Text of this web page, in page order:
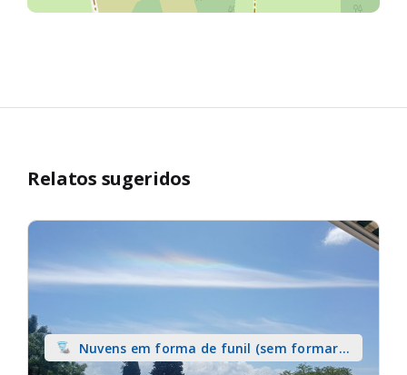
Relatos sugeridos
Nuvens em forma de funil (sem formar
tromba) sobre terra